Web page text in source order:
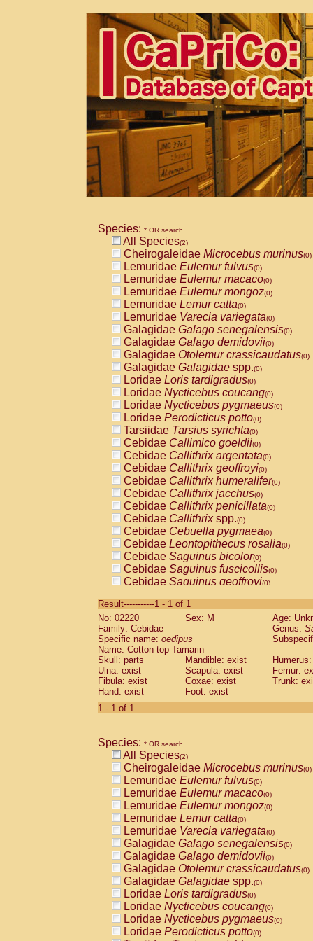
Species: * OR search
All Species(2)
Cheirogaleidae Microcebus murinus(0)
Lemuridae Eulemur fulvus(0)
Lemuridae Eulemur macaco(0)
Lemuridae Eulemur mongoz(0)
Lemuridae Lemur catta(0)
Lemuridae Varecia variegata(0)
Galagidae Galago senegalensis(0)
Galagidae Galago demidovii(0)
Galagidae Otolemur crassicaudatus(0)
Galagidae Galagidae spp.(0)
Loridae Loris tardigradus(0)
Loridae Nycticebus coucang(0)
Loridae Nycticebus pygmaeus(0)
Loridae Perodicticus potto(0)
Tarsiidae Tarsius syrichta(0)
Cebidae Callimico goeldii(0)
Cebidae Callithrix argentata(0)
Cebidae Callithrix geoffroyi(0)
Cebidae Callithrix humeralifer(0)
Cebidae Callithrix jacchus(0)
Cebidae Callithrix penicillata(0)
Cebidae Callithrixspp.(0)
Cebidae Cebuella pygmaea(0)
Cebidae Leontopithecus rosalia(0)
Cebidae Saguinus bicolor(0)
Cebidae Saguinus fuscicollis(0)
Cebidae Saguinus geoffroyi(0)
CebidaeSaguinus labiatus(0)
Cebidae Saguinus leucopus (0)
Cebidae
CebidaeSaguinus mystax
Cebidae Saguinus nigricollis (1)
Cebidae Saguinus oedipus
Cebidae Saguinus weddelli
Cebidae Saguinusspp.
Cebidae
CebidaeCebus capucinus
CebidaeCebus nigrivittatus
CebidaeCebus spp.(0)
CebidaeSaimiri boliviensis(0)
CebidaeSaimiri sciureus(0)
AtelidaeAlouatta caraya(0)
AtelidaeAlouatta fusca(0)
AtelidaeAlouatta seniculus(0)
AtelidaeAlouattaspp.(0)
AtelidaeAteles belzebuth(0)
AtelidaeAteles geoffroyi(0)
AtelidaeAteles paniscus(0)
AtelidaeAtelesspp.(0)
AtelidaeLagothrix lagothricha(0)
AtelidaeLagothrix lagothricha cana
PitheciidaeCacajao calvus
Result-----------1 - 1 of 1
No: 02220
Sex: M
Age:
Family: Cebidae
Genus:
Specific name: oedipus
Name: Cotton-top Tamarin
Skull: parts
Mandible: exist
Ulna: exist
Scapula: exist
Femur:
Fibula: exist
Coxae: exist
Trunk:
Hand: exist
Foot: exist
1 - 1 of 1
Species: * OR search
All Species(2)
Cheirogaleidae Microcebus murinus(0)
Lemuridae Eulemur fulvus(0)
Lemuridae Eulemur macaco(0)
Lemuridae Eulemur mongoz(0)
Lemuridae Lemur catta(0)
Lemuridae Varecia variegata(0)
Galagidae Galago senegalensis(0)
Galagidae Galago demidovii(0)
Galagidae Otolemur crassicaudatus(0)
Galagidae Galagidae spp.(0)
Loridae Loris tardigradus(0)
Loridae Nycticebus coucang(0)
Loridae Nycticebus pygmaeus(0)
Loridae Perodicticus potto(0)